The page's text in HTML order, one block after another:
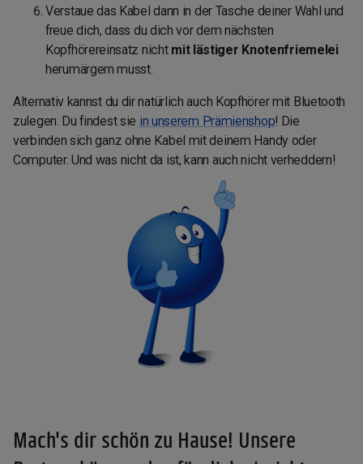
Verstaue das Kabel dann in der Tasche deiner Wahl und
freue dich, dass du dich vor dem nächsten
Kopfhörereinsatz nichtmit lästiger Knotenfriemelei
herumärgern musst.
Alternativ kannst du dir natürlich auch Kopfhörer mit Bluetooth
zulegen. Du findest sie in unserem Prämienshop! Die
verbinden sich ganz ohne Kabel mit deinem Handy oder
Computer. Und was nicht da ist, kann auch nicht verheddern!
Mach's dir schön zu Hause! Unsere